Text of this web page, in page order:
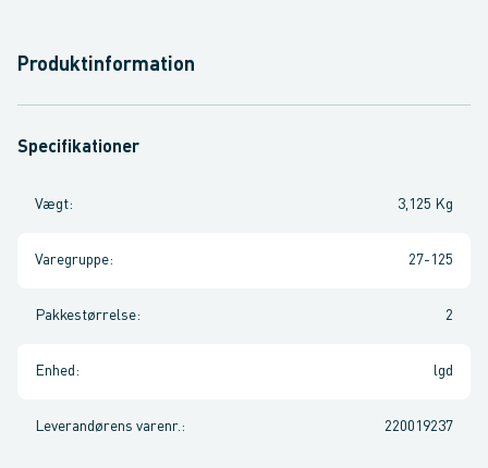
Produktinformation
Specifikationer
Vægt: 3,125 Kg
Varegruppe: 27-125
Pakkestørrelse: 2
Enhed : lgd
Leverandørens varenr. : 220019237